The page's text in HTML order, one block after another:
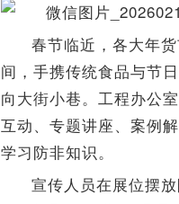
春节临近，各大年
间，手携传统食品与节
向大街小巷。工程办公
互动、专题讲座、案例
学习防非知识。
宣传人员在展位摆